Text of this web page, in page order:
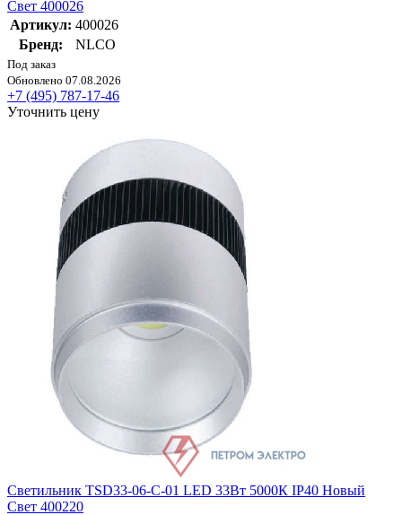
Свет 400026
Артикул: 400026
Бренд:
NLCO
Под заказ
Обновлено 07.08.2026
+7 (495) 787-17-46
Уточнить цену
Светильник TSD33-06-C-01 LED 33Вт 5000К IP40 Новый
Свет 400220